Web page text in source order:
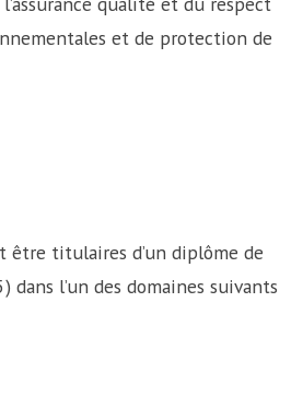
et de protection de
être titulaires d’un diplôme de
dans l’un des domaines suivants